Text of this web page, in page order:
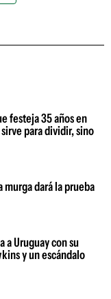
festeja 35 años en
para dividir, sino
dará la prueba
a Uruguay con su
y un escándalo